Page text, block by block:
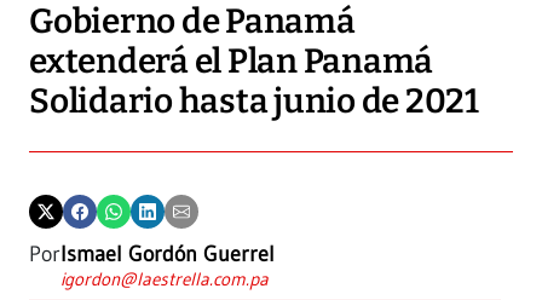
Gobierno de Panamá
extenderá el Plan Panamá
Solidario hasta junio de 2021
PorIsmael Gordón Guerrel
igordon@laestrella.com.pa